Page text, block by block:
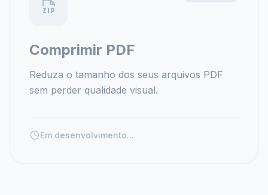
Comprimir PDF
Reduza o tamanho dos seus arquivos PDF
sem perder qualidade visual.
Em desenvolvimento...